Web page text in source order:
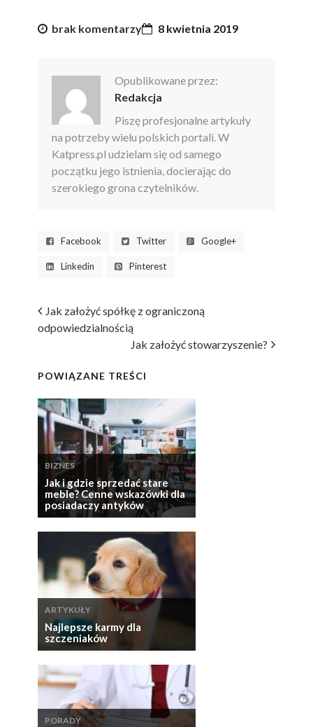
8 kwietnia 2019
brak komentarzy
Opublikowane przez:
Redakcja
Piszę profesjonalne artykuły
na potrzeby wielu polskich portali. W
Katpress.pl udzielam się od samego
początku jego istnienia, docierając do
szerokiego grona czytelników.
Facebook Twitter Google+
Linkedin Pinterest
Jak założyć spółkę z ograniczoną
odpowiedzialnością
Jak założyć stowarzyszenie?
POWIĄZANE TREŚCI
BIZNES
Jak i gdzie sprzedać stare
meble? Cenne wskazówki dla
posiadaczy antyków
ARTYKUŁY
Najlepsze karmy dla
szczeniaków
PORADY